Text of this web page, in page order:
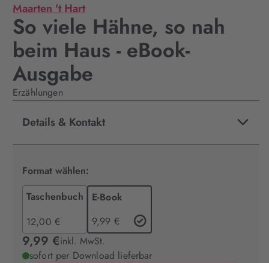
Maarten 't Hart
So viele Hähne, so nah
beim Haus - eBook-
Ausgabe
Erzählungen
Details & Kontakt
Format wählen:
Taschenbuch
12,00 €
E-Book
9,99 €
9,99 €inkl. MwSt.
sofort per Download lieferbar